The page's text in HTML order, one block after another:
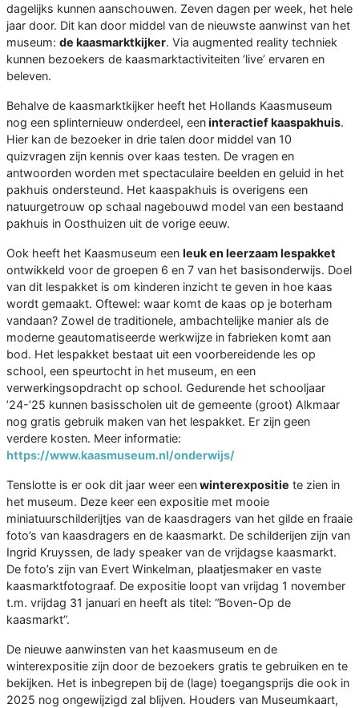
dagelijks kunnen aanschouwen. Zeven dagen per week, het hele
jaar door. Dit kan door middel van de nieuwste aanwinst van het
museum: de kaasmarktkijker. Via augmented reality techniek
kunnen bezoekers de kaasmarktactiviteiten ‘live’ ervaren en
beleven.
Behalve de kaasmarktkijker heeft het Hollands Kaasmuseum
nog een splinternieuw onderdeel, eeninteractief kaaspakhuis.
Hier kan de bezoeker in drie talen door middel van 10
quizvragen zijn kennis over kaas testen. De vragen en
antwoorden worden met spectaculaire beelden en geluid in het
pakhuis ondersteund. Het kaaspakhuis is overigens een
natuurgetrouw op schaal nagebouwd model van een bestaand
pakhuis in Oosthuizen uit de vorige eeuw.
Ook heeft het Kaasmuseum een leuk en leerzaam lespakket
ontwikkeld voor de groepen 6 en 7 van het basisonderwijs. Doel
van dit lespakket is om kinderen inzicht te geven in hoe kaas
wordt gemaakt. Oftewel: waar komt de kaas op je boterham
vandaan? Zowel de traditionele, ambachtelijke manier als de
moderne geautomatiseerde werkwijze in fabrieken komt aan
bod. Het lespakket bestaat uit een voorbereidende les op
school, een speurtocht in het museum, en een
verwerkingsopdracht op school. Gedurende het schooljaar
’24-’25 kunnen basisscholen uit de gemeente (groot) Alkmaar
nog gratis gebruik maken van het lespakket. Er zijn geen
verdere kosten. Meer informatie:
https://www.kaasmuseum.nl/onderwijs/
Tenslotte is er ook dit jaar weer eenwinterexpositie te zien in
het museum. Deze keer een expositie met mooie
miniatuurschilderijtjes van de kaasdragers van het gilde en fraaie
foto’s van kaasdragers en de kaasmarkt. De schilderijen zijn van
Ingrid Kruyssen, de lady speaker van de vrijdagse kaasmarkt.
De foto’s zijn van Evert Winkelman, plaatjesmaker en vaste
kaasmarktfotograaf. De expositie loopt van vrijdag 1 november
t.m. vrijdag 31 januari en heeft als titel: “Boven-Op de
kaasmarkt”.
De nieuwe aanwinsten van het kaasmuseum en de
winterexpositie zijn door de bezoekers gratis te gebruiken en te
bekijken. Het is inbegrepen bij de (lage) toegangsprijs die ook in
2025 nog ongewijzigd zal blijven. Houders van Museumkaart,